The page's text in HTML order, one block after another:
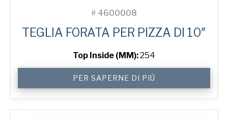
# 4600008
TEGLIA FORATA PER PIZZA DI 10″
Top Inside (MM):254
Pizza
Tray
quantità
PER SAPERNE DI PIÙ